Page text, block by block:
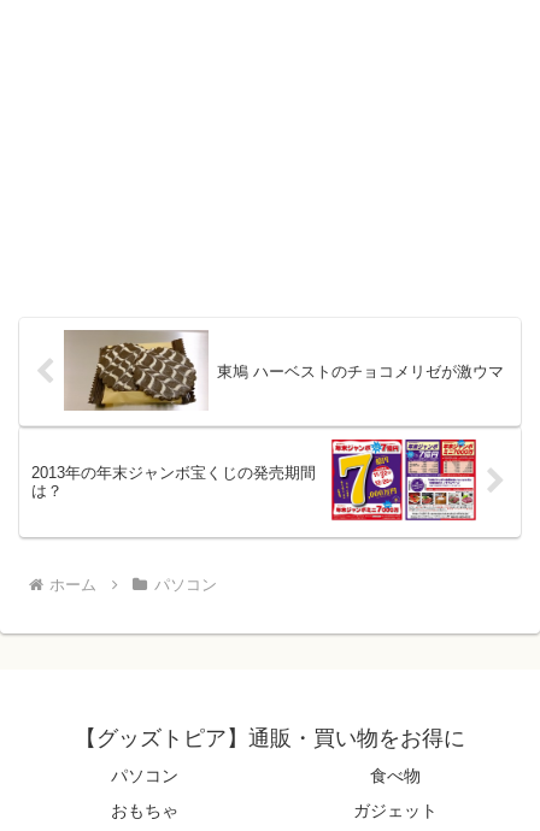
東鳩 ハーベストのチョコメリゼが激ウマ
2013年の年末ジャンボ宝くじの発売期間
は？
ホーム パソコン
【グッズトピア】通販・買い物をお得に
パソコン
食べ物
おもちゃ
ガジェット